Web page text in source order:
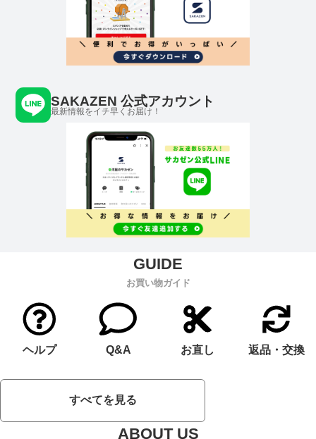
SAKAZEN 公式アカウント
最新情報をイチ早くお届け！
お買い物ガイド
ヘルプ Q&A お直し 返品・交換
すべてを見る